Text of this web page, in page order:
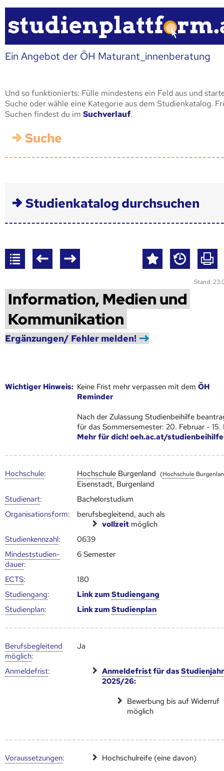
Ein Angebot der ÖH Maturant_innenberatung
Und so funktionierts: Fülle mindestens ein Feld aus und
Suche oder wähle eine Kategorie aus dem Studienkatalog.
Suchen findest du im Suchverlauf.
Suche
Studienkatalog durchsuchen
Stand:
Information, Medien und
Kommunikation
Ergänzungen/ Fehler melden!
Wich­ti­ger Hin­weis: Keine Frist mehr verpassen mit demÖH
Reminder
Nach der Zulassung Studienbeihilfe
für das Sommersemester: 20. Februar - 15.
Mehr für dich! oeh.ac.at/studienbeihilfe
Hoch­schule: Hoch­schule Burgenland (Hoch­schule
Eisenstadt, Burgenland
Studienart:
Bachelorstudium
Organisationsform:
berufsbegleitend, auch als
vollzeit möglich
Studien­kenn­zahl:
0639
Mindest­studien­
dauer:
6 Semester
ECTS:
180
Studien­gang: Link zumStudien­gang
Studien­plan: Link zumStudien­plan
Berufs­begleitend
möglich:
Ja
Anmelde­frist: Anmelde­fristfür das
2025/26:
Bewerbung bis auf Widerruf
möglich
Voraus­setzungen: Hochschulreife (eine davon)